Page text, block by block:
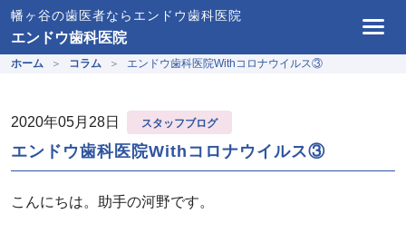
幡ヶ谷の歯医者ならエンドウ歯科医院
エンドウ歯科医院
ホーム コラム エンドウ歯科医院Withコロナウイルス③
2020年05月28日 スタッフブログ
エンドウ歯科医院Withコロナウイルス③
こんにちは。助手の河野です。